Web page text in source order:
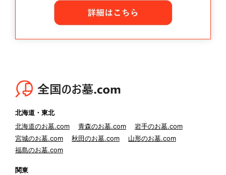
北海道・東北
北海道のお墓.com
青森のお墓.com
岩手のお墓.com
宮城のお墓.com
秋田のお墓.com
山形のお墓.com
福島のお墓.com
関東